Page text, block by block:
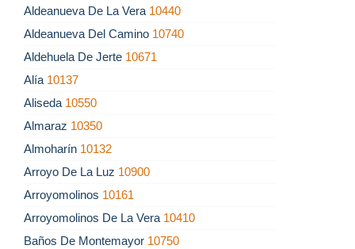
Aldeanueva De La Vera 10440
Aldeanueva Del Camino 10740
Aldehuela De Jerte 10671
Alía 10137
Aliseda 10550
Almaraz 10350
Almoharín 10132
Arroyo De La Luz 10900
Arroyomolinos 10161
Arroyomolinos De La Vera 10410
Baños De Montemayor 10750